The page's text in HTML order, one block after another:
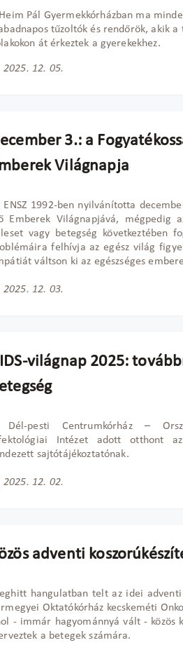
Pál Gyermekkórházban ma
tűzoltók és rendőrök, akik
át érkeztek a gyerekekhez.
2025. 12. 05.
3.: a
Világnapja
ENSZ 1992-ben nyilvánította
Emberek Vil ágnapjává, mégpedig
vagy betegség következtében
felhívja az egész világ
váltson ki az egészséges
2025. 12. 03.
világnap 2025:
Dél-pesti Centrumkórház– Orsz
Intézet adott otthont az
sajtótájékoztatónak.
2025. 12. 02.
adventi
hangulatban telt az idei adventi
Oktatókórház kecskeméti
- immár hagyománnyá vált - közös
a betegek számára.